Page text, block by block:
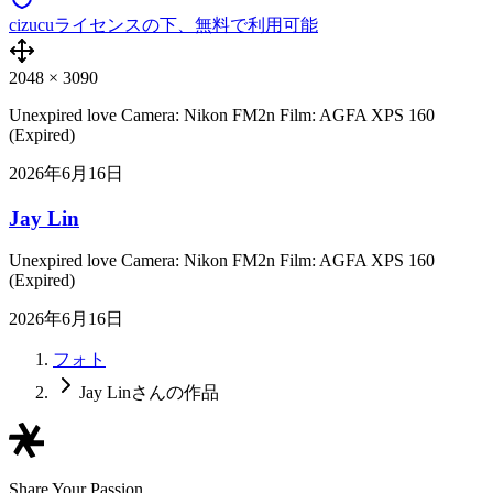
cizucuライセンスの下、無料で利用可能
2048 × 3090
Unexpired love Camera: Nikon FM2n Film: AGFA XPS 160
(Expired)
2026年6月16日
Jay Lin
Unexpired love Camera: Nikon FM2n Film: AGFA XPS 160
(Expired)
2026年6月16日
フォト
Jay Linさんの作品